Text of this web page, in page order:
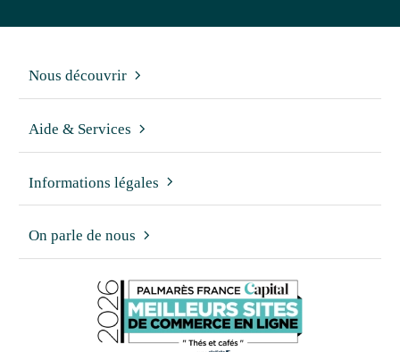
Nous découvrir
Aide & Services
Informations légales
On parle de nous